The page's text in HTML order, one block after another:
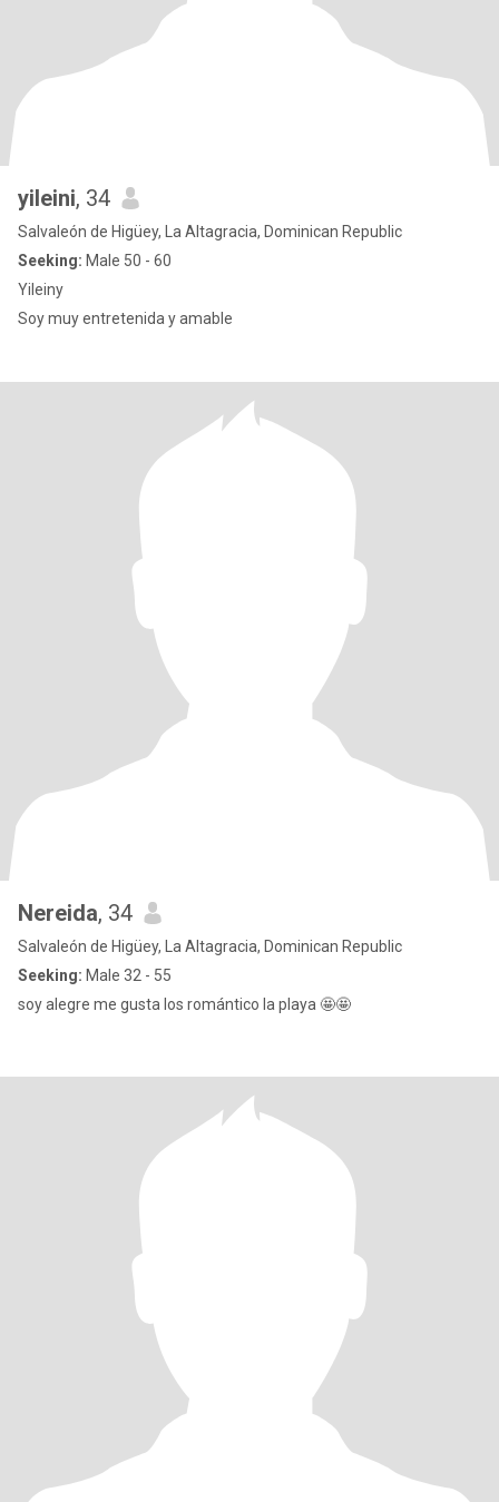
yileini, 34
Salvaleón de Higüey, La Altagracia, Dominican Republic
Seeking: Male 50 - 60
Yileiny
Soy muy entretenida y amable
Nereida, 34
Salvaleón de Higüey, La Altagracia, Dominican Republic
Seeking: Male 32 - 55
soy alegre me gusta los romántico la playa 🤩🤩